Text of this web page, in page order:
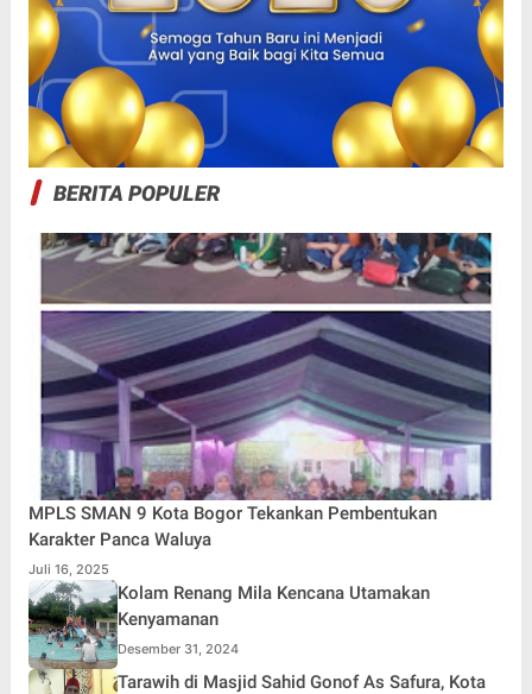
BERITA POPULER
MPLS SMAN 9 Kota Bogor Tekankan Pembentukan
Karakter Panca Waluya
Juli 16, 2025
Kolam Renang Mila Kencana Utamakan
Kenyamanan
Desember 31, 2024
Tarawih di Masjid Sahid Gonof As Safura, Kota